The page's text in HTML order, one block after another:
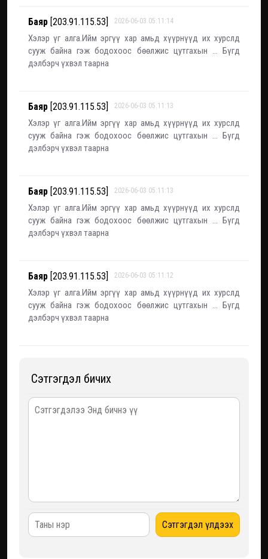
Баяр [203.91.115.53] 2026-06-03 05:11:14
Хэлэр үг алга.Ийм эргүү хар амьд хүүрнүүд их хурслд
сууж байна гэж бодохоос бөөлжис цутгахын ... Бүгд
дэлбэрч үхвэл таарна
Баяр [203.91.115.53] 2026-06-03 05:11:13
Хэлэр үг алга.Ийм эргүү хар амьд хүүрнүүд их хурслд
сууж байна гэж бодохоос бөөлжис цутгахын ... Бүгд
дэлбэрч үхвэл таарна
Баяр [203.91.115.53] 2026-06-03 05:11:13
Хэлэр үг алга.Ийм эргүү хар амьд хүүрнүүд их хурслд
сууж байна гэж бодохоос бөөлжис цутгахын ... Бүгд
дэлбэрч үхвэл таарна
Баяр [203.91.115.53] 2026-06-03 05:11:12
Хэлэр үг алга.Ийм эргүү хар амьд хүүрнүүд их хурслд
сууж байна гэж бодохоос бөөлжис цутгахын ... Бүгд
дэлбэрч үхвэл таарна
Сэтгэгдэл бичих